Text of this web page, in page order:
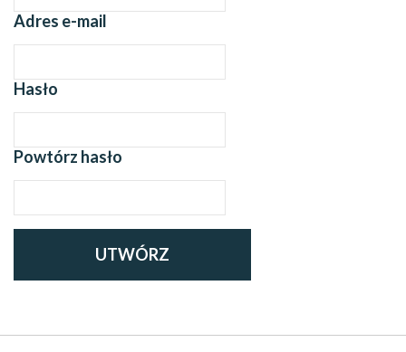
Adres e-mail
Hasło
Powtórz hasło